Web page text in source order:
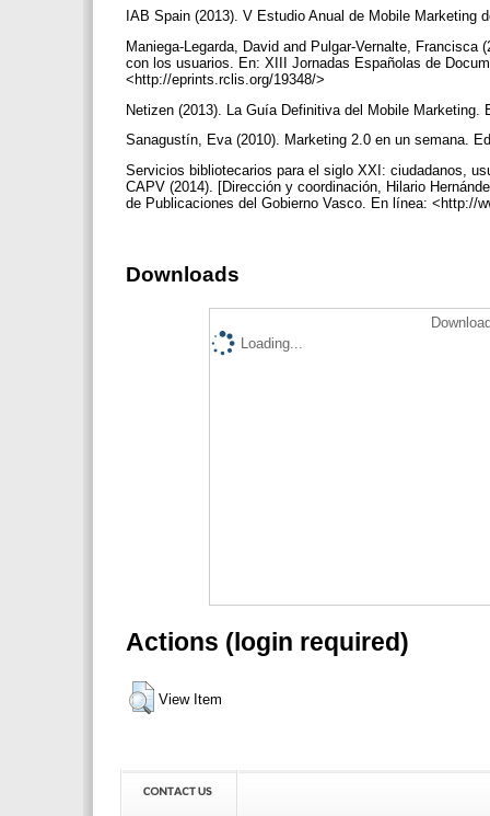
IAB Spain (2013). V Estudio Anual de Mobile
Maniega-Legarda, David and Pulgar-Vernalte,
con los usuarios. En: XIII Jornadas Españolas de
<http://eprints.rclis.org/19348/>
Netizen (2013). La Guía Definitiva del Mobile
Sanagustín, Eva (2010). Marketing 2.0 en un semana.
Servicios bibliotecarios para el siglo XXI: ciudadanos,
CAPV (2014). [Dirección y coordinación, Hilario
de Publicaciones del Gobierno Vasco. En línea: <http://
Downloads
Loading...
Actions (login required)
View Item